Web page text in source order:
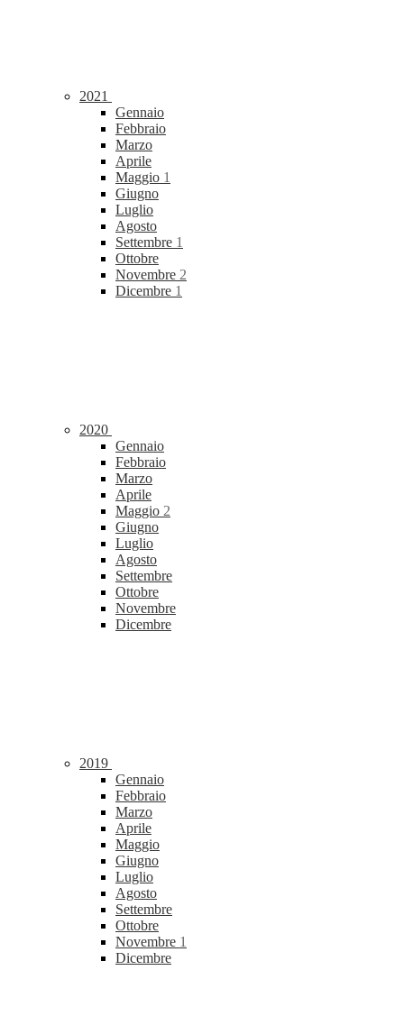
2021
Gennaio
Febbraio
Marzo
Aprile
Maggio 1
Giugno
Luglio
Agosto
Settembre 1
Ottobre
Novembre 2
Dicembre 1
2020
Gennaio
Febbraio
Marzo
Aprile
Maggio 2
Giugno
Luglio
Agosto
Settembre
Ottobre
Novembre
Dicembre
2019
Gennaio
Febbraio
Marzo
Aprile
Maggio
Giugno
Luglio
Agosto
Settembre
Ottobre
Novembre 1
Dicembre